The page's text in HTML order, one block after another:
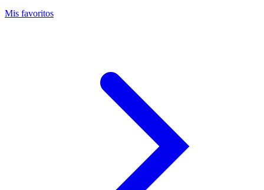
Mis favoritos